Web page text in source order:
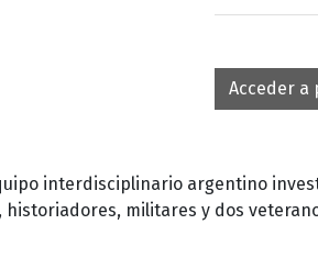
Acceder a
interdisciplinario argentino
militares y dos